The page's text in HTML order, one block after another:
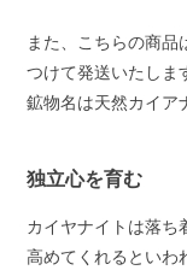
また、こちらの商
つけて発送いたしま
鉱物名は天然カイア
独立心を育む
カイヤナイトは落ち
高めてくれるといわ